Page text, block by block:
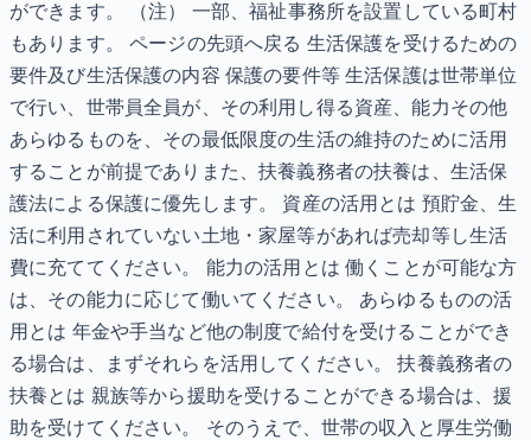
ができます。 （注） 一部、福祉事務所を設置している町村
もあります。 ページの先頭へ戻る 生活保護を受けるための
要件及び生活保護の内容 保護の要件等 生活保護は世帯単位
で行い、世帯員全員が、その利用し得る資産、能力その他
あらゆるものを、その最低限度の生活の維持のために活用
することが前提でありまた、扶養義務者の扶養は、生活保
護法による保護に優先します。 資産の活用とは 預貯金、生
活に利用されていない土地・家屋等があれば売却等し生活
費に充ててください。 能力の活用とは 働くことが可能な方
は、その能力に応じて働いてください。 あらゆるものの活
用とは 年金や手当など他の制度で給付を受けることができ
る場合は、まずそれらを活用してください。 扶養義務者の
扶養とは 親族等から援助を受けることができる場合は、援
助を受けてください。 そのうえで、世帯の収入と厚生労働